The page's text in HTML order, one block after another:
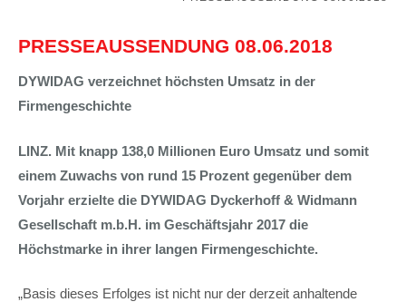
PRESSEAUSSENDUNG 08.06.2018
DYWIDAG verzeichnet höchsten Umsatz in der
Firmengeschichte
LINZ. Mit knapp 138,0 Millionen Euro Umsatz und somit
einem Zuwachs von rund 15 Prozent gegenüber dem
Vorjahr erzielte die DYWIDAG Dyckerhoff & Widmann
Gesellschaft m.b.H. im Geschäftsjahr 2017 die
Höchstmarke in ihrer langen Firmengeschichte.
„Basis dieses Erfolges ist nicht nur der derzeit anhaltende